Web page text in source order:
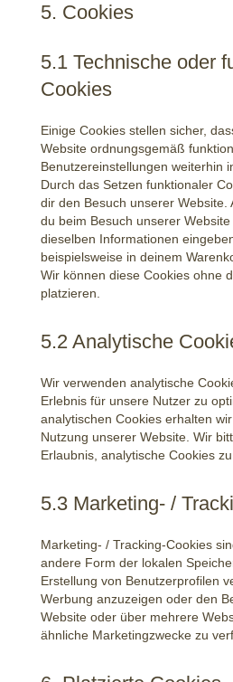
5. Cookies
5.1 Technische oder
Cookies
Einige Cookies stellen sicher,
Website ordnungsgemäß
Benutzereinstellungen weiterhin
Durch das Setzen funktionaler
dir den Besuch unserer Website.
du beim Besuch unserer
dieselben Informationen
beispielsweise in deinem
Wir können diese Cookies ohne
platzieren.
5.2 Analytische
Wir verwenden analytische
Erlebnis für unsere Nutzer zu
analytischen Cookies erhalten
Nutzung unserer Website. Wir
Erlaubnis, analytische Cookies zu
5.3 Marketing- /
Marketing- / Tracking-Cookies
andere Form der lokalen
Erstellung von Benutzerprofilen
Werbung anzuzeigen oder den
Website oder über mehrere
ähnliche Marketingzwecke zu